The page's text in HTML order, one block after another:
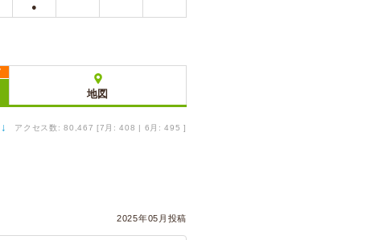
●
地図
↓ アクセス数: 80,467 [7月: 408 | 6月: 495 ]
2025年05月投稿